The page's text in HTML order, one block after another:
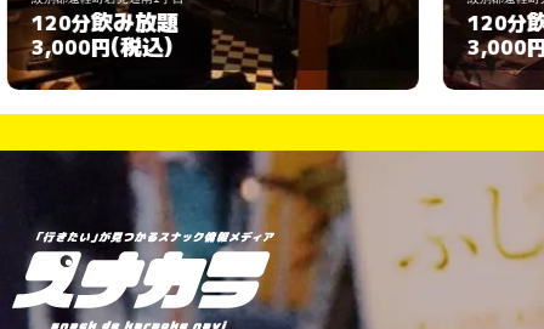
120分飲み放題
3,000円 (税込)